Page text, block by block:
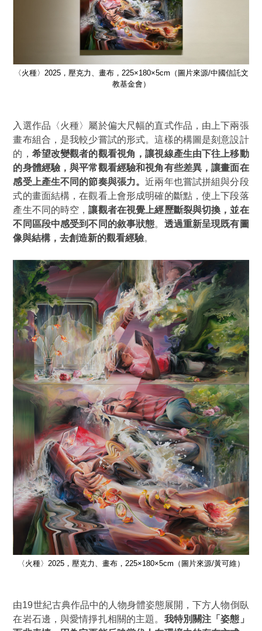
〈火種〉2025，壓克力、畫布，225×180×5cm（圖片來源/中國信託文
教基金會）
入選作品 〈火種〉 屬於偏大尺幅的直式作品，由上下兩張
畫布組合，是我較少嘗試的形式。這樣的構圖是刻意設計
的， 希望改變觀者的觀看視角，讓視線產生由下往上移動
的身體經驗，與平常觀看經驗和視角有些差異，讓畫面在
感受上產生不同的節奏與張力。近兩年也嘗試拼組與分段
式的畫面結構，在觀看上會形成明確的斷點，使上下段落
產生不同的時空，讓觀者在視覺上經歷斷裂與切換，並在
不同區段中感受到不同的敘事狀態。 透過重新呈現既有圖
像與結構，去創造新的觀看經驗。
〈火種〉2025，壓克力、畫布，225×180×5cm（圖片來源/黃可維）
由19世紀古典作品中的人物身體姿態展開，下方人物倒臥
在岩石邊，與愛情掙扎相關的主題。 我特別關注「姿態」